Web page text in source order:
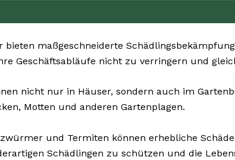
bieten maßgeschneiderte
Geschäftsabläufe nicht zu verringern und
nicht nur in Häuser, sondern auch im
Motten und anderen Gartenplagen.
und Termiten können erhebliche
Schädlingen zu schützen und die